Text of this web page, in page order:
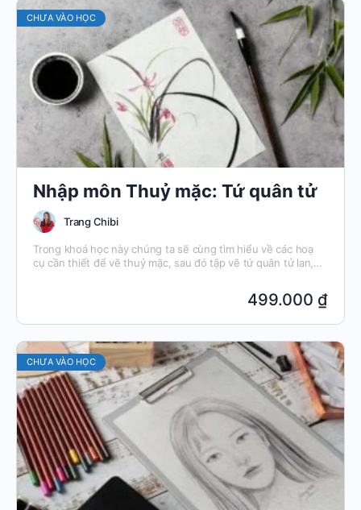
CHƯA VÀO HỌC
Nhập môn Thuỷ mặc: Tứ quân tử
Trang Chibi
Trong khoá học này chúng ta sẽ cùng tìm hiểu về các hoạ
cụ cần thiết để vẽ thuỷ mặc, sau đó tập vẽ tứ quân tử lan,
499.000 ₫
CHƯA VÀO HỌC